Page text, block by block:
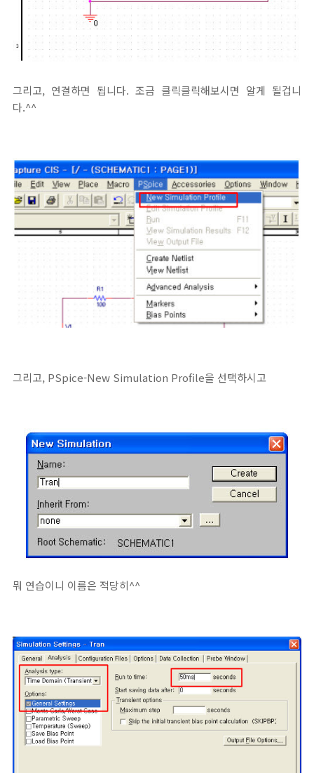
그리고, 연결하면 됩니다. 조금 클릭클릭해보시면 알게 될겁니
다.^^
그리고, PSpice-New Simulation Profile을 선택하시고
뭐 연습이니 이름은 적당히^^